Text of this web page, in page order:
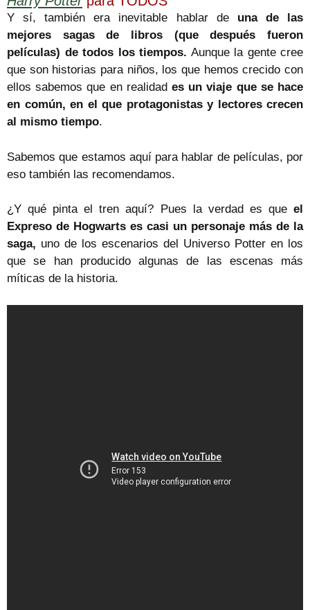
Y sí, también era inevitable hablar de una de las
mejores sagas de libros (que después fueron
películas) de todos los tiempos. Aunque la gente cree
que son historias para niños, los que hemos crecido con
ellos sabemos que en realidad es un viaje que se hace
en común, en el que protagonistas y lectores crecen
al mismo tiempo.
Sabemos que estamos aquí para hablar de películas, por
eso también las recomendamos.
¿Y qué pinta el tren aquí? Pues la verdad es que el
Expreso de Hogwarts es casi un personaje más de la
saga, uno de los escenarios del Universo Potter en los
que se han producido algunas de las escenas más
míticas de la historia.